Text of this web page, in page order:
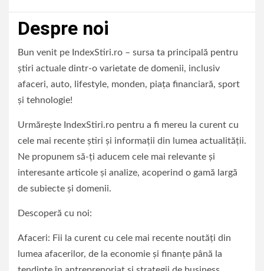
Despre noi
Bun venit pe IndexStiri.ro – sursa ta principală pentru
știri actuale dintr-o varietate de domenii, inclusiv
afaceri, auto, lifestyle, monden, piața financiară, sport
și tehnologie!
Urmărește IndexStiri.ro pentru a fi mereu la curent cu
cele mai recente știri și informații din lumea actualității.
Ne propunem să-ți aducem cele mai relevante și
interesante articole și analize, acoperind o gamă largă
de subiecte și domenii.
Descoperă cu noi:
Afaceri: Fii la curent cu cele mai recente noutăți din
lumea afacerilor, de la economie și finanțe până la